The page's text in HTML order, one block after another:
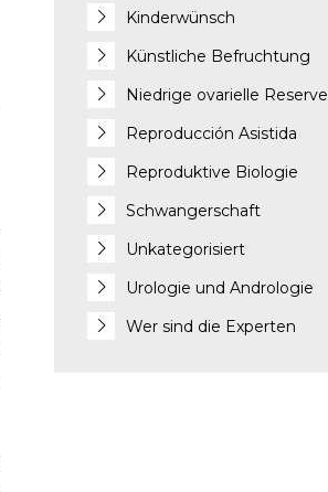
Kinderwünsch
Künstliche Befruchtung
Niedrige ovarielle Reserve
Reproducción Asistida
Reproduktive Biologie
Schwangerschaft
Unkategorisiert
Urologie und Andrologie
Wer sind die Experten